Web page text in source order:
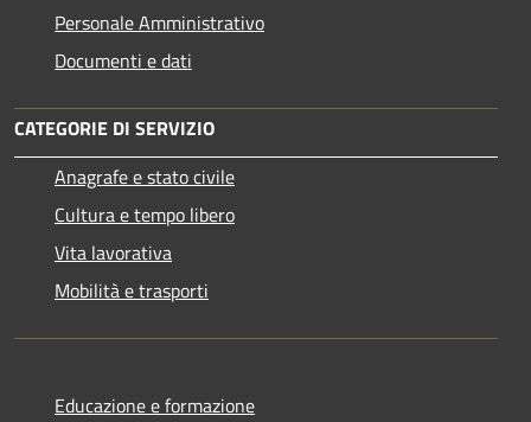
Personale Amministrativo
Documenti e dati
CATEGORIE DI SERVIZIO
Anagrafe e stato civile
Cultura e tempo libero
Vita lavorativa
Mobilità e trasporti
Educazione e formazione